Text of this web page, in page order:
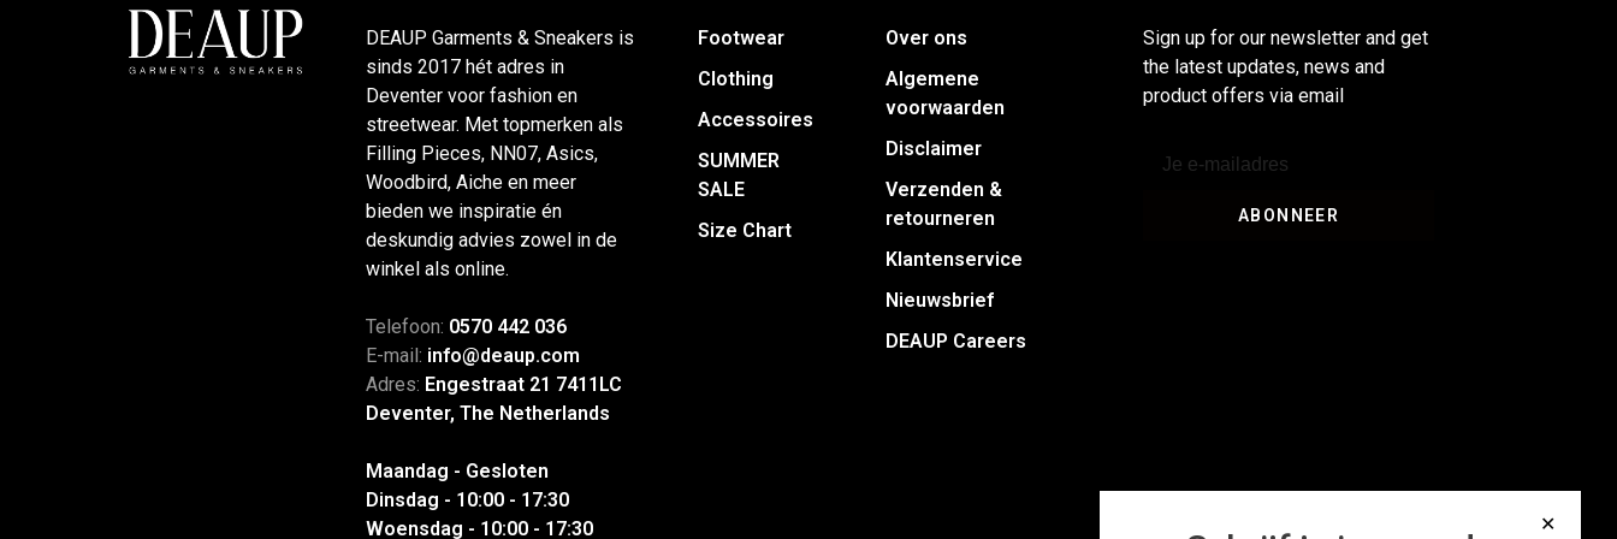
DEAUP Garments & Sneakers is
sinds 2017 hét adres in
Deventer voor fashion en
streetwear. Met topmerken als
Filling Pieces, NN07, Asics,
Woodbird, Aiche en meer
bieden we inspiratie én
deskundig advies zowel in de
winkel als online.
Telefoon: 0570 442 036
E-mail: info@deaup.com
Adres: Engestraat 21 7411LC
Deventer, The Netherlands
Maandag - Gesloten
Dinsdag - 10:00 - 17:30
Woensdag - 10:00 - 17:30
Footwear
Clothing
Accessoires
SUMMER
SALE
Size Chart
Over ons
Algemene
voorwaarden
Disclaimer
Verzenden &
retourneren
Klantenservice
Nieuwsbrief
DEAUP Careers
Sign up for our newsletter and get
the latest updates, news and
product offers via email
ABONNEER
✕